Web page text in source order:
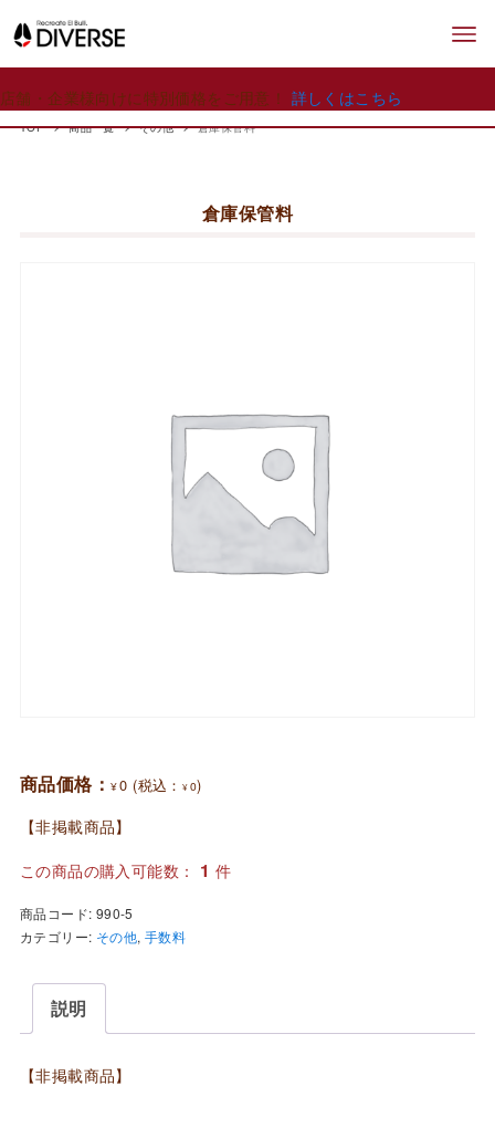
店舗・企業様向けに特別価格をご用意！ 詳しくはこちら
TOP 商品一覧 その他 倉庫保管料
倉庫保管料
商品価格： ¥0 (税込： ¥0)
【非掲載商品】
この商品の購入可能数： 1 件
商品コード: 990-5
カテゴリー: その他, 手数料
説明
【非掲載商品】